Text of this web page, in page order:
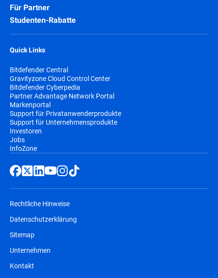
Für Partner
Studenten-Rabatte
Quick Links
Bitdefender Central
Gravityzone Cloud Control Center
Bitdefender Cyberpedia
Partner Advantage Network Portal
Markenportal
Support für Privatanwenderprodukte
Support für Unternehmensprodukte
Investoren
Jobs
InfoZone
Rechtliche Hinweise
Datenschutzerklärung
Sitemap
Unternehmen
Kontakt